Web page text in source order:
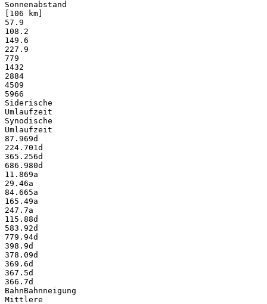
Sonnenabstand
[106 km]
57.9
108.2
149.6
227.9
779
1432
2884
4509
5966
Siderische
Umlaufzeit
Synodische
Umlaufzeit
87.969d
224.701d
365.256d
686.980d
11.869a
29.46a
84.665a
165.49a
247.7a
115.88d
583.92d
779.94d
398.9d
378.09d
369.6d
367.5d
366.7d
BahnBahnneigung
Mittlere